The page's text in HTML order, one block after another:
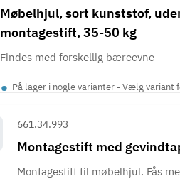
Møbelhjul, sort kunststof,
montagestift, 35-50 kg
Findes med forskellig bæreevne
• På lager i nogle varianter - Vælg variant
Montagestift med
661.34.993
Montagestift til møbelhjul. Fås